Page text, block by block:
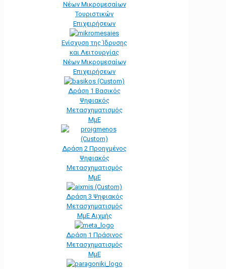
Νέων Μικρομεσαίων
Τουριστικών
Επιχειρήσεων
Ενίσχυση της Ίδρυσης
και Λειτουργίας
Νέων Μικρομεσαίων
Επιχειρήσεων
Δράση 1 Βασικός
Ψηφιακός
Μετασχηματισμός
ΜμΕ
Δράση 2 Προηγμένος
Ψηφιακός
Μετασχηματισμός
ΜμΕ
Δράση 3 Ψηφιακός
Μετασχηματισμός
ΜμΕ Αιχμής
Δράση 1 Πράσινος
Μετασχηματισμός
ΜμΕ